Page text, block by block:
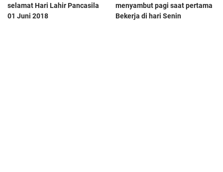
selamat Hari Lahir Pancasila
01 Juni 2018
menyambut pagi saat pertama
Bekerja di hari Senin